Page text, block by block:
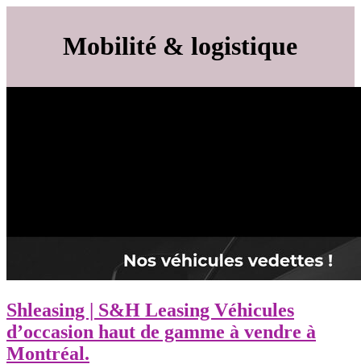
Mobilité & logistique
Shleasing | S&H Leasing Véhicules
d’occasion haut de gamme à vendre à
Montréal.